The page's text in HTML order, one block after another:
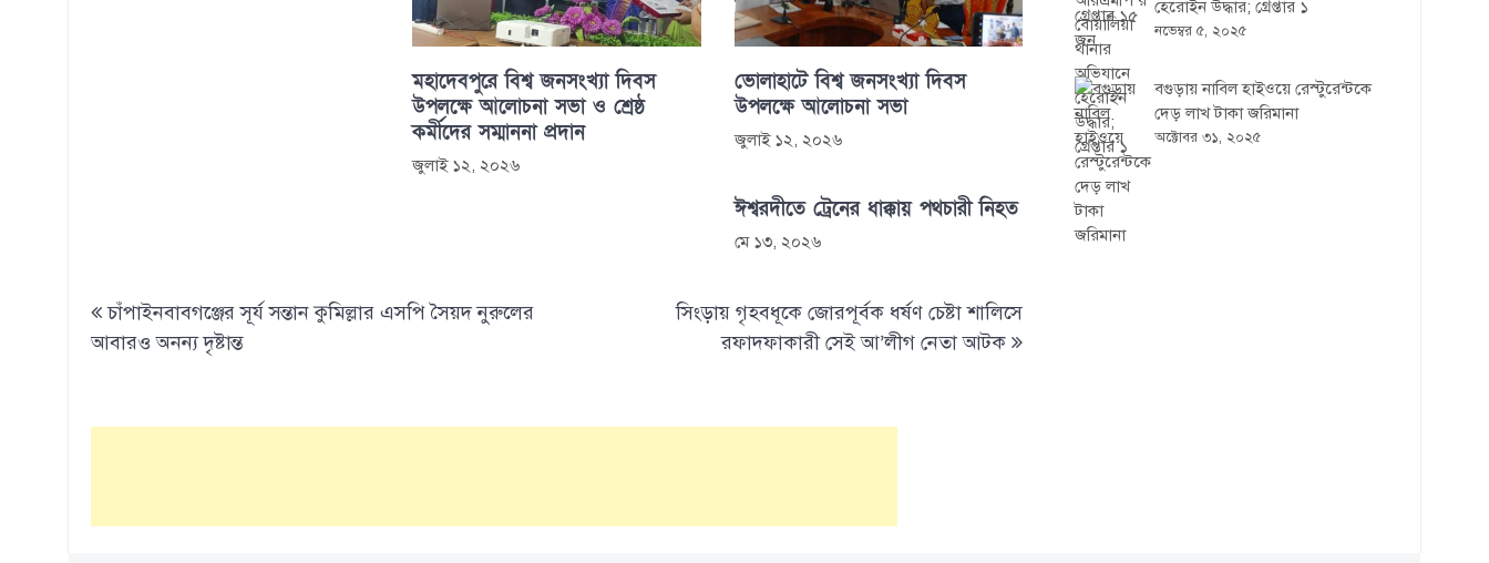
মহাদেবপুরে বিশ্ব জনসংখ্যা দিবস
উপলক্ষে আলোচনা সভা ও শ্রেষ্ঠ
কর্মীদের সম্মাননা প্রদান
জুলাই ১২, ২০২৬
ভোলাহাটে বিশ্ব জনসংখ্যা দিবস
উপলক্ষে আলোচনা সভা
জুলাই ১২, ২০২৬
ঈশ্বরদীতে ট্রেনের ধাক্কায় পথচারী নিহত
মে ১৩, ২০২৬
Post
navigation
চাঁপাইনবাবগঞ্জের সূর্য সন্তান কুমিল্লার এসপি সৈয়দ নুরুলের
আবারও অনন্য দৃষ্টান্ত
সিংড়ায় গৃহবধূকে জোরপূর্বক ধর্ষণ চেষ্টা শালিসে
রফাদফাকারী সেই আ’লীগ নেতা আটক
হেরোইন উদ্ধার; গ্রেপ্তার ১
নভেম্বর ৫, ২০২৫
বগুড়ায় নাবিল হাইওয়ে রেস্টুরেন্টকে
দেড় লাখ টাকা জরিমানা
অক্টোবর ৩১, ২০২৫